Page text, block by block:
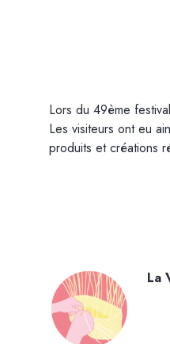
Lors du 49ème
Les visiteurs ont eu
produits et créations
La